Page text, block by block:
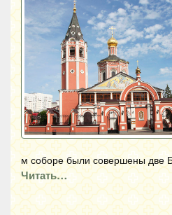
м соборе были совершены две
Читать…